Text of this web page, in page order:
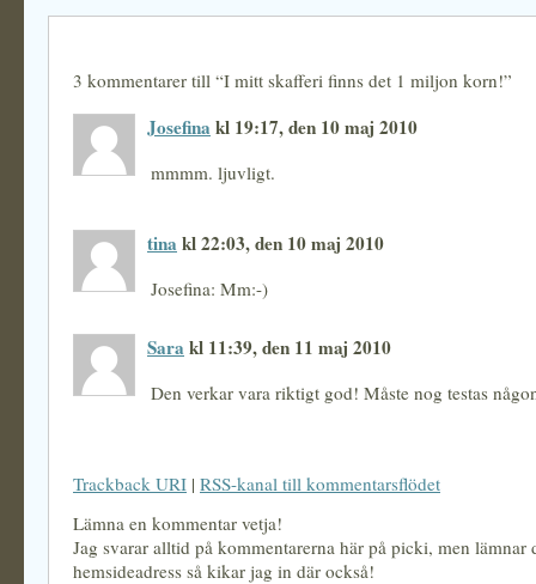
3 kommentarer till “I mitt skafferi finns det 1 miljon korn!”
Josefina kl 19:17, den 10 maj 2010
mmmm. ljuvligt.
tina kl 22:03, den 10 maj 2010
Josefina: Mm:-)
Sara kl 11:39, den 11 maj 2010
Den verkar vara riktigt god! Måste nog testas
Trackback URI | RSS-kanal till kommentarsflödet
Lämna en kommentar vetja!
Jag svarar alltid på kommentarerna här på picki, men lämnar
hemsideadress så kikar jag in där också!